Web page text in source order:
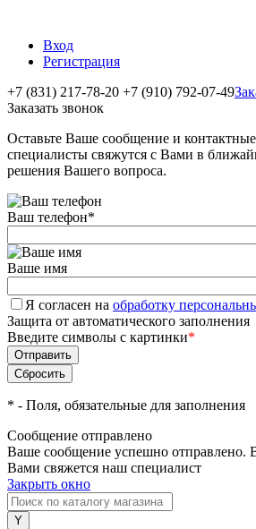
Вход
Регистрация
+7 (831) 217-78-20 +7 (910) 792-07-49
Заказать звонок
Оставьте Ваше сообщение и
специалисты свяжутся с Вами в
решения Вашего вопроса.
Ваш телефон*
Ваше имя
Я согласен на обработку
Защита от автоматического заполнения
Введите символы с картинки*
* - Поля, обязательные для заполнения
Сообщение отправлено
Ваше сообщение успешно отправлено.
Вами свяжется наш специалист
Закрыть окно